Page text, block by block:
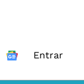
Entrar